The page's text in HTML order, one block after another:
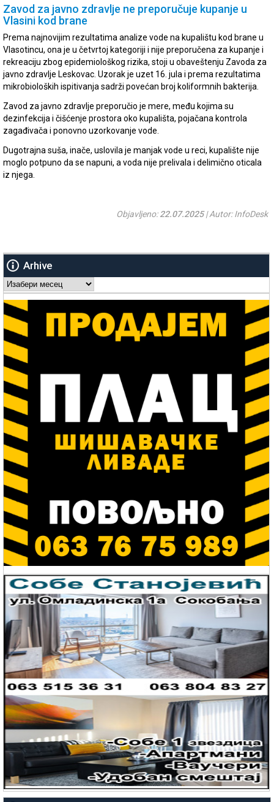
Zavod za javno zdravlje ne preporučuje kupanje u
Vlasini kod brane
Prema najnovijim rezultatima analize vode na kupalištu kod brane u
Vlasotincu, ona je u četvrtoj kategoriji i nije preporučena za kupanje i
rekreaciju zbog epidemiološkog rizika, stoji u obaveštenju Zavoda za
javno zdravlje Leskovac. Uzorak je uzet 16. jula i prema rezultatima
mikrobioloških ispitivanja sadrži povećan broj koliformnih bakterija.
Zavod za javno zdravlje preporučio je mere, među kojima su
dezinfekcija i čišćenje prostora oko kupališta, pojačana kontrola
zagađivača i ponovno uzorkovanje vode.
Dugotrajna suša, inače, uslovila je manjak vode u reci, kupalište nije
moglo potpuno da se napuni, a voda nije prelivala i delimično oticala
iz njega.
Objavljeno:22.07.2025| Autor: InfoDesk
Arhive
Arhive